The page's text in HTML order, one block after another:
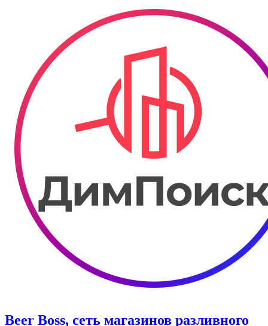
Beer Boss, сеть магазинов разливного